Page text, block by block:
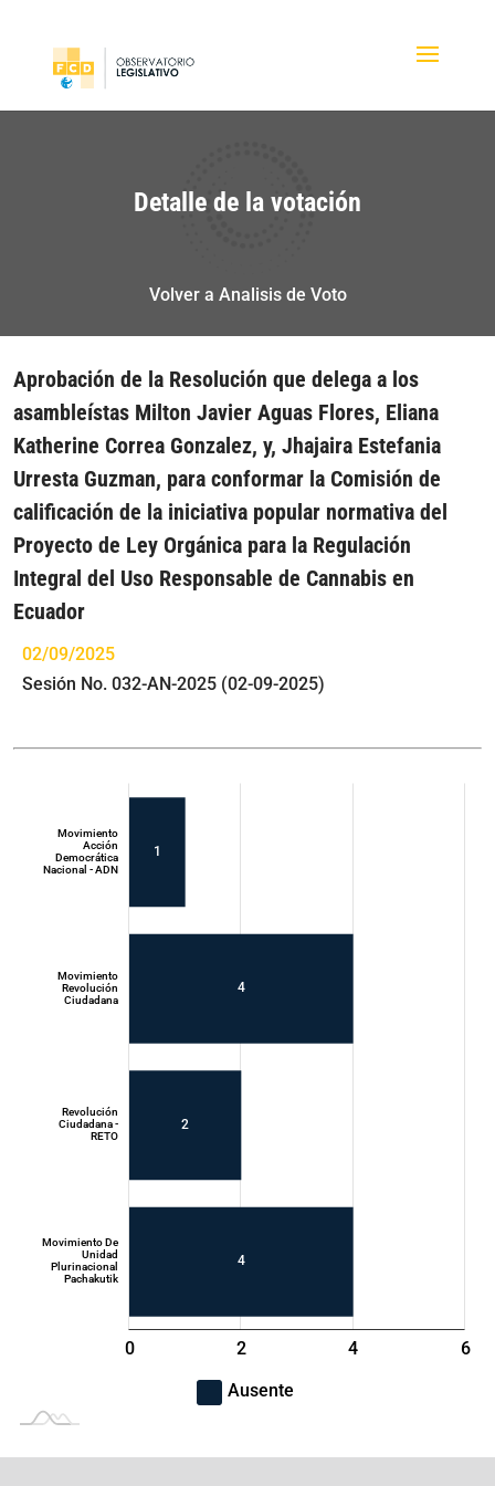
Detalle de la votación
Volver a Analisis de Voto
Aprobación de la Resolución que delega a los
asambleístas Milton Javier Aguas Flores, Eliana
Katherine Correa Gonzalez, y, Jhajaira Estefania
Urresta Guzman, para conformar la Comisión de
calificación de la iniciativa popular normativa del
Proyecto de Ley Orgánica para la Regulación
Integral del Uso Responsable de Cannabis en
Ecuador
02/09/2025
Sesión No. 032-AN-2025 (02-09-2025)
4
2
4
1
Movimiento De
Unidad
Plurinacional
Pachakutik
Revolución
Ciudadana -
RETO
Movimiento
Revolución
Ciudadana
Movimiento
Acción
Democrática
Nacional - ADN
-2
-1
0
1 2
8 4 6
-4
Ausente